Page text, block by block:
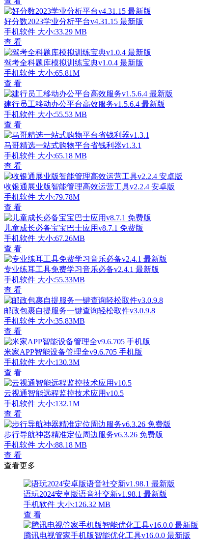
好分数2023学业分析平台v4.31.15 最新版
手机软件 大小:33.29 MB
查 看
驾考全科题库模拟训练宝典v1.0.4 最新版
手机软件 大小:65.81M
查 看
建行员工移动办公平台高效服务v1.5.6.4 最新版
手机软件 大小:55.53 MB
查 看
马哥精选一站式购物平台省钱利器v1.3.1
手机软件 大小:65.18 MB
查 看
收银通展业版智能管理高效运营工具v2.2.4 安卓版
手机软件 大小:79.78M
查 看
儿童成长必备宝宝巴士应用v8.7.1 免费版
手机软件 大小:67.26MB
查 看
专业练耳工具免费学习音乐必备v2.4.1 最新版
手机软件 大小:55.33MB
查 看
邮政包裹自提服务一键查询轻松取件v3.0.9.8
手机软件 大小:35.83MB
查 看
米家APP智能设备管理全v9.6.705 手机版
手机软件 大小:130.3M
查 看
云视通智能远程监控技术应用v10.5
手机软件 大小:132.1M
查 看
步行导航神器精准定位周边服务v6.3.26 免费版
手机软件 大小:88.18 MB
查 看
查看更多
语玩2024安卓版语音社交新v1.98.1 最新版
手机软件 大小:126.32 MB
查 看
腾讯电视管家手机版智能优化工具v16.0.0 最新版